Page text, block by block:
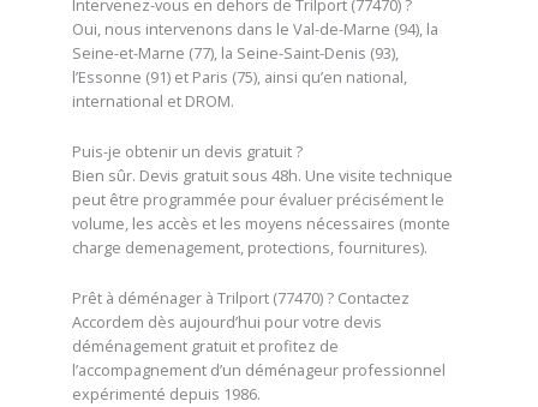
Oui, nous intervenons dans le Val-de-Marne (94), la
Seine-et-Marne (77), la Seine-Saint-Denis (93),
l’Essonne (91) et Paris (75), ainsi qu’en national,
international et DROM.
Puis-je obtenir un devis gratuit ?
Bien sûr. Devis gratuit sous 48h. Une visite technique
peut être programmée pour évaluer précisément le
volume, les accès et les moyens nécessaires (monte
charge demenagement, protections, fournitures).
Prêt à déménager à Trilport (77470) ? Contactez
Accordem dès aujourd’hui pour votre devis
déménagement gratuit et profitez de
l’accompagnement d’un déménageur professionnel
expérimenté depuis 1986.